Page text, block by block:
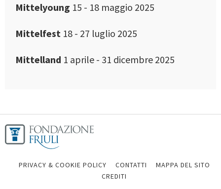
Mittelyoung 15 - 18 maggio 2025
Mittelfest 18 - 27 luglio 2025
Mittelland 1 aprile - 31 dicembre 2025
PRIVACY & COOKIE POLICY CONTATTI
MAPPA DEL SITO
CREDITI